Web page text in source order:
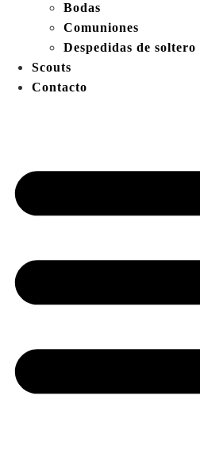
Bodas
Comuniones
Despedidas de soltero
Scouts
Contacto